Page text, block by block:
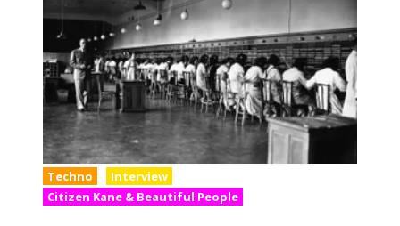
Techno
Interview
Citizen Kane & Beautiful People